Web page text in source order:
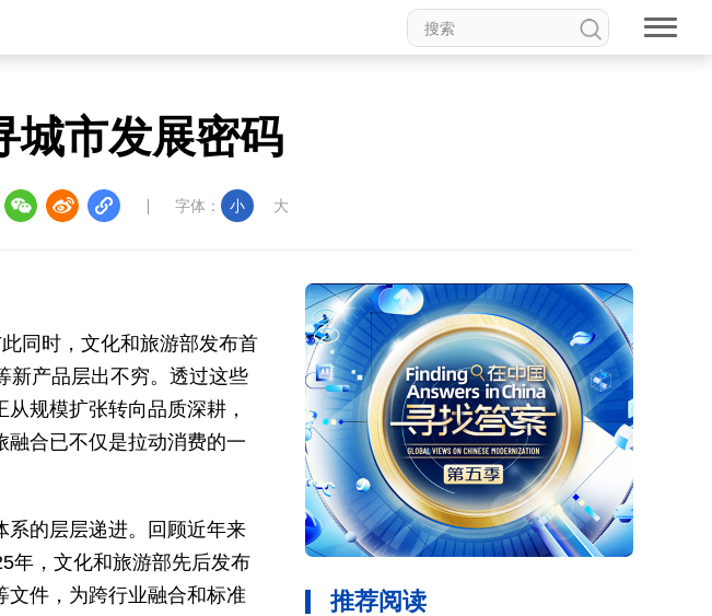
城市发展密码
字体： 小 大
同时，文化和旅游部发布首
新产品层出不穷。透过这些
规模扩张转向品质深耕，
融合已不仅是拉动消费的一
系的层层递进。回顾近年来
年，文化和旅游部先后发布
文件，为跨行业融合和标准